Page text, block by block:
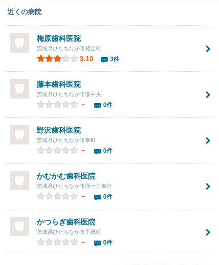
近くの病院
梅原歯科医院
茨城県ひたちなか市相金町
3.10 3件
藤本歯科医院
茨城県ひたちなか市湊中央
－ 0件
野沢歯科医院
茨城県ひたちなか市幸町
－ 0件
かむかむ歯科医院
茨城県ひたちなか市西十三奉行
－ 0件
かつらぎ歯科医院
茨城県ひたちなか市平磯町
－ 0件